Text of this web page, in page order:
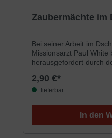
Zaubermächte im
Bei seiner Arbeit im
Missionsarzt Paul White
herausgefordert durch
Einheimischen und der
Spannend und
anhand eindrücklicher
Botschaft
2,90 €*
lieferbar
In den